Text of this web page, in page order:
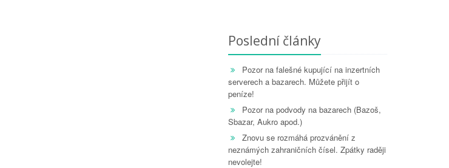
Poslední články
Pozor na falešné kupující na inzertních
serverech a bazarech. Můžete přijít o
peníze!
Pozor na podvody na bazarech (Bazoš,
Sbazar, Aukro apod.)
Znovu se rozmáhá prozvánění z
neznámých zahraničních čísel. Zpátky raději
nevolejte!